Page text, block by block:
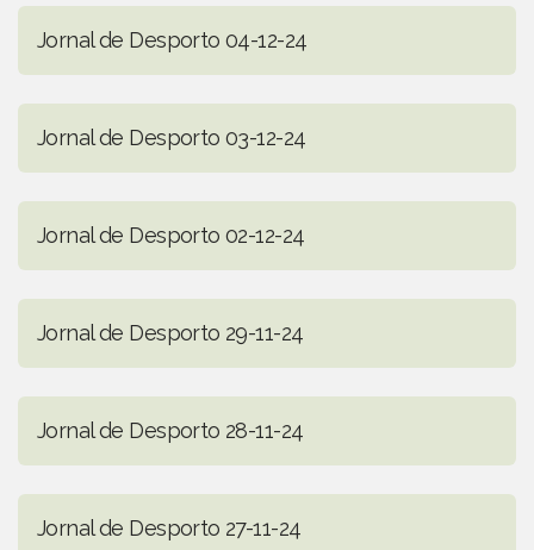
Jornal de Desporto 04-12-24
Jornal de Desporto 03-12-24
Jornal de Desporto 02-12-24
Jornal de Desporto 29-11-24
Jornal de Desporto 28-11-24
Jornal de Desporto 27-11-24